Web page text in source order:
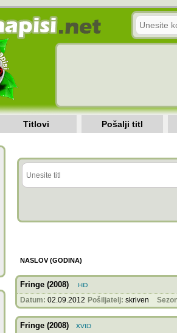
Titlovi Pošalji titl
NASLOV (GODINA)
Fringe (2008)
Datum: 02.09.2012 Pošiljatelj: skriven
Fringe (2008)